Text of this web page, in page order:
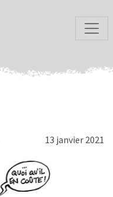
13 janvier 2021